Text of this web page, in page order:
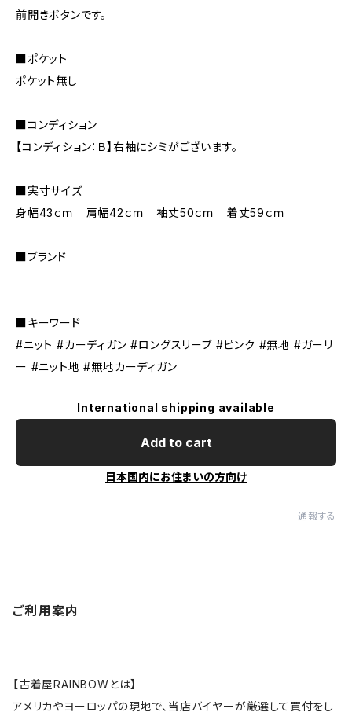
前開きボタンです。
■ポケット
ポケット無し
■コンディション
【コンディション：Ｂ】右袖にシミがございます。
■実寸サイズ
身幅43ｃｍ 肩幅42ｃｍ 袖丈50ｃｍ 着丈59ｃｍ
■ブランド
■キーワード
#ニット #カーディガン #ロングスリーブ #ピンク #無地 #ガーリ
ー #ニット地 #無地カーディガン
International shipping available
Add to cart
日本国内にお住まいの方向け
通報する
ご利用案内
【古着屋RAINBOWとは】
アメリカやヨーロッパの現地で、当店バイヤーが厳選して買付をし